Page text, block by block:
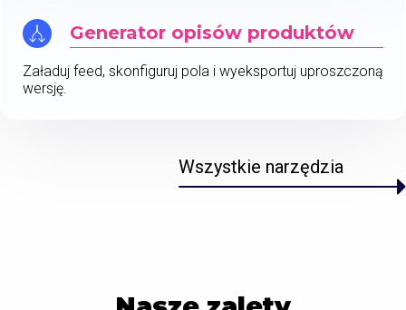
Generator opisów produktów
Załaduj feed, skonfiguruj pola i wyeksportuj uproszczoną
wersję.
Wszystkie narzędzia